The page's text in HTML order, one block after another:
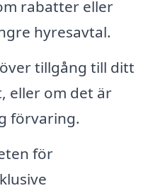
rabatter eller
hyresavtal.
tillgång till ditt
eller om det är
förvaring.
för